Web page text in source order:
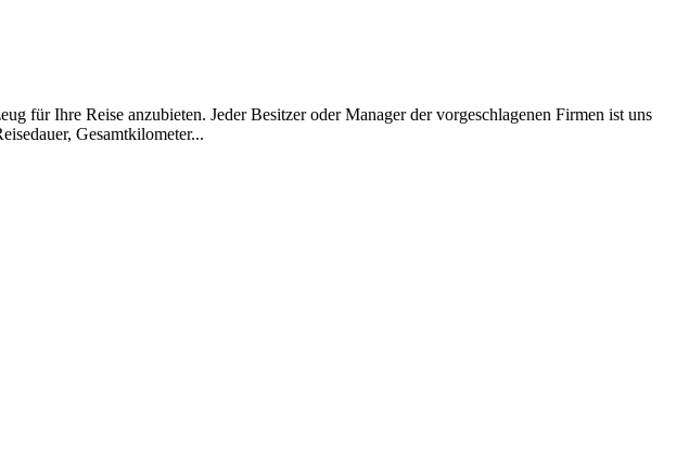
für Ihre Reise anzubieten. Jeder Besitzer oder Manager der vorgeschlagenen Firmen ist uns
Gesamtkilometer...